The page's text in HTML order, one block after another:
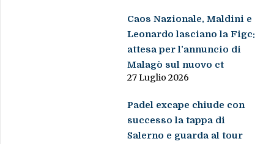
Caos Nazionale, Maldini e
Leonardo lasciano la Figc:
attesa per l’annuncio di
Malagò sul nuovo ct
27 Luglio 2026
Padel excape chiude con
successo la tappa di
Salerno e guarda al tour